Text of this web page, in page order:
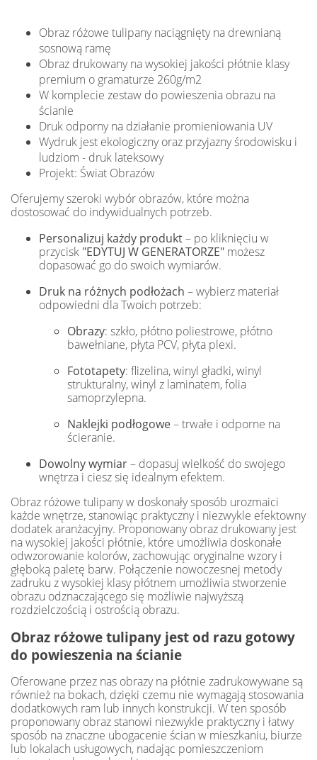
Obraz różowe tulipany naciągnięty na drewnianą
sosnową ramę
Obraz drukowany na wysokiej jakości płótnie klasy
premium o gramaturze 260g/m2
W komplecie zestaw do powieszenia obrazu na
ścianie
Druk odporny na działanie promieniowania UV
Wydruk jest ekologiczny oraz przyjazny środowisku i
ludziom - druk lateksowy
Projekt: Świat Obrazów
Oferujemy szeroki wybór obrazów, które można
dostosować do indywidualnych potrzeb.
Personalizuj każdy produkt– po kliknięciu w
przycisk "EDYTUJ W GENERATORZE" możesz
dopasować go do swoich wymiarów.
Druk na różnych podłożach – wybierz materiał
odpowiedni dla Twoich potrzeb:
Obrazy: szkło, płótno poliestrowe, płótno
bawełniane, płyta PCV, płyta plexi.
Fototapety: flizelina, winyl gładki, winyl
strukturalny, winyl z laminatem, folia
samoprzylepna.
Naklejki podłogowe– trwałe i odporne na
ścieranie.
Dowolny wymiar– dopasuj wielkość do swojego
wnętrza i ciesz się idealnym efektem.
Obraz różowe tulipany w doskonały sposób urozmaici
każde wnętrze, stanowiąc praktyczny i niezwykle efektowny
dodatek aranżacyjny. Proponowany obraz drukowany jest
na wysokiej jakości płótnie, które umożliwia doskonałe
odwzorowanie kolorów, zachowując oryginalne wzory i
głęboką paletę barw. Połączenie nowoczesnej metody
zadruku z wysokiej klasy płótnem umożliwia stworzenie
obrazu odznaczającego się możliwie najwyższą
rozdzielczością i ostrością obrazu.
Obraz różowe tulipany jest od razu gotowy
do powieszenia na ścianie
Oferowane przez nas obrazy na płótnie zadrukowywane są
również na bokach, dzięki czemu nie wymagają stosowania
dodatkowych ram lub innych konstrukcji. W ten sposób
proponowany obraz stanowi niezwykle praktyczny i łatwy
sposób na znaczne ubogacenie ścian w mieszkaniu, biurze
lub lokalach usługowych, nadając pomieszczeniom